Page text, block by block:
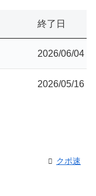
終了日
2026/06/04
2026/05/16
クポ速